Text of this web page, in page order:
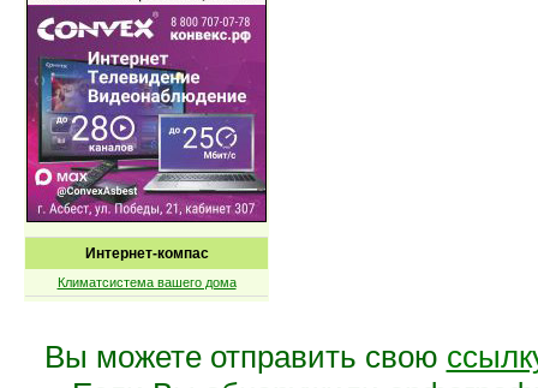
Интернет-компас
Климатсистема вашего дома
Вы можете отправить свою